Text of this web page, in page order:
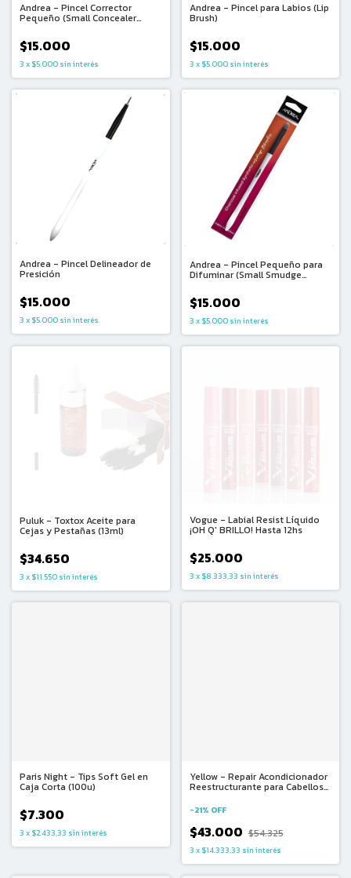
Andrea - Pincel Corrector
Pequeño (Small Concealer
$15.000
3 x $5.000 sin interés
Andrea - Pincel para Labios (Lip
Brush)
$15.000
3 x $5.000 sin interés
Andrea - Pincel Delineador de
Presición
$15.000
3 x $5.000 sin interés
Andrea - Pincel Pequeño para
Difuminar (Small Smudge
$15.000
3 x $5.000 sin interés
Puluk - Toxtox Aceite para
Cejas y Pestañas (13ml)
$34.650
3 x $11.550 sin interés
Vogue - Labial Resist Líquido
¡OH Q' BRILLO! Hasta 12hs
$25.000
3 x $8.333,33 sin interés
Paris Night - Tips Soft Gel en
Caja Corta (100u)
$7.300
3 x $2.433,33 sin interés
Yellow - Repair Acondicionador
Reestructurante para Cabellos
-21% OFF
$43.000 $54.325
3 x $14.333,33 sin interés